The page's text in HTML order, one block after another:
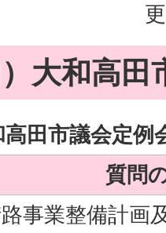
大和高田
田市議会定例
質問
事業整備計画